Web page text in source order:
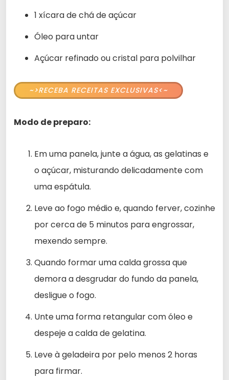
1 xícara de chá de açúcar
Óleo para untar
Açúcar refinado ou cristal para polvilhar
~>RECEBA RECEITAS EXCLUSIVAS<~
Modo de preparo:
Em uma panela, junte a água, as gelatinas e
o açúcar, misturando delicadamente com
uma espátula.
Leve ao fogo médio e, quando ferver, cozinhe
por cerca de 5 minutos para engrossar,
mexendo sempre.
Quando formar uma calda grossa que
demora a desgrudar do fundo da panela,
desligue o fogo.
Unte uma forma retangular com óleo e
despeje a calda de gelatina.
Leve à geladeira por pelo menos 2 horas
para firmar.